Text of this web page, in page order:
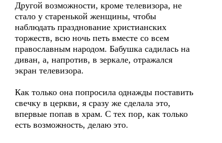
Другой возможности, кроме телевизора, не
стало у старенькой женщины, чтобы
наблюдать празднование христианских
торжеств, всю ночь петь вместе со всем
православным народом. Бабушка садилась на
диван, а, напротив, в зеркале, отражался
экран телевизора.
Как только она попросила однажды поставить
свечку в церкви, я сразу же сделала это,
впервые попав в храм. С тех пор, как только
есть возможность, делаю это.